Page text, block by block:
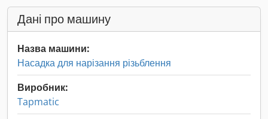
Дані про машину
Назва машини:
Насадка для нарізання різьблення
Виробник:
Tapmatic